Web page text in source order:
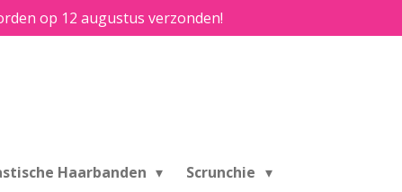
op 12 augustus verzonden!
Haarbanden
Scrunchie